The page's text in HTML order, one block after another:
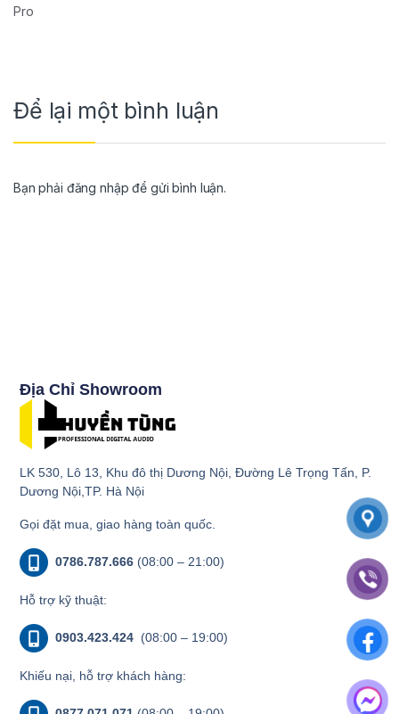
Pro
Để lại một bình luận
Bạn phải đăng nhập để gửi bình luận.
Địa Chỉ Showroom
LK 530, Lô 13, Khu đô thị Dương Nội, Đường Lê Trọng Tấn, P.
Dương Nội,TP. Hà Nội
Gọi đặt mua, giao hàng toàn quốc.
0786.787.666 (08:00 – 21:00)
Hỗ trợ kỹ thuật:
0903.423.424 (08:00 – 19:00)
Khiếu nại, hỗ trợ khách hàng: